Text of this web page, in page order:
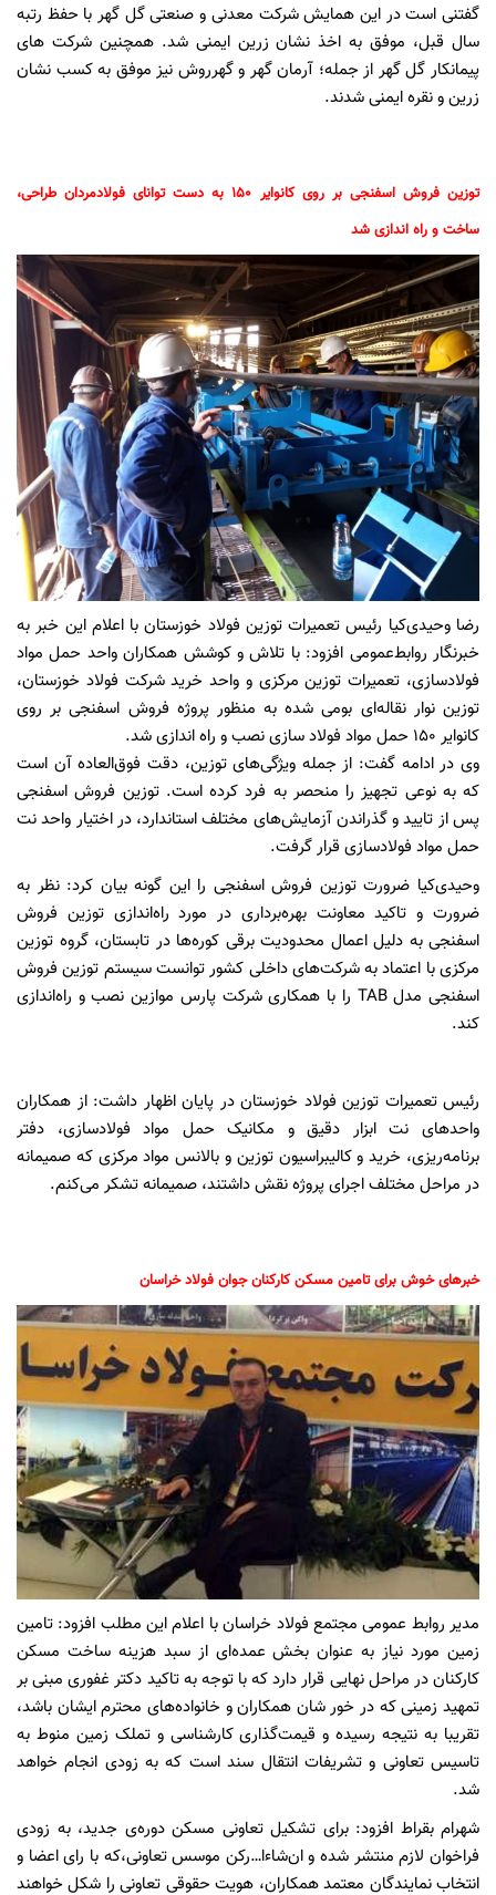
گفتنی است در این همایش شرکت معدنی و صنعتی گل گهر با حفظ رتبه
سال قبل، موفق به اخذ نشان زرین ایمنی شد‌. همچنین شرکت های
پیمانکار گل گهر از جمله؛ آرمان گهر و گهرروش نیز موفق به کسب نشان
زرین و نقره ایمنی شدند‌‌.‌
توزین فروش اسفنجی بر روی کانوایر ۱۵۰ به دست توانای فولاد‌مردان طراحی،
ساخت و راه اندازی شد
رضا وحیدی‌کیا رئیس تعمیرات توزین فولاد خوزستان با اعلام این خبر به
خبرنگار روابط‌عمومی افزود: با تلاش و کوشش همکاران واحد حمل مواد
فولاد‌سازی، تعمیرات توزین مرکزی و واحد خرید شرکت فولاد خوزستان،
توزین نوار نقاله‌ای بومی شده به منظور پروژه فروش اسفنجی بر روی
کانوایر ۱۵۰ حمل مواد فولاد سازی نصب و راه اندازی شد.
وی در ادامه گفت: از جمله ویژگی‌های توزین، دقت فوق‌العاده آن است
که به نوعی تجهیز را منحصر به فرد کرده‌ است. توزین فروش اسفنجی
پس از تایید و گذراندن آزمایش‌های مختلف استاندارد، در اختیار واحد نت
حمل مواد فولاد‌سازی قرار گرفت.
وحیدی‌کیا ضرورت توزین فروش اسفنجی را این گونه بیان کرد: نظر به
ضرورت و تاکید معاونت بهره‌برداری در مورد راه‌اندازی توزین فروش
اسفنجی به دلیل اعمال محدودیت برقی کوره‌ها در تابستان، گروه توزین
مرکزی با اعتماد به شرکت‌های داخلی کشور توانست سیستم توزین فروش
اسفنجی مدل TAB را با همکاری شرکت پارس موازین نصب و راه‌اندازی
کند.
رئیس تعمیرات توزین فولاد خوزستان در پایان اظهار داشت: از همکاران
واحدهای نت ابزار دقیق و مکانیک حمل مواد فولاد‌سازی، دفتر
برنامه‌ریزی، خرید و کالیبراسیون توزین و بالانس مواد مرکزی که صمیمانه
در مراحل مختلف اجرای پروژه نقش داشتند، صمیمانه تشکر می‌کنم.
خبرهای خوش برای تامین مسکن کارکنان جوان فولاد خراسان
مدیر روابط عمومی مجتمع فولاد خراسان با اعلام این مطلب افزود: تامین
زمین مورد نیاز به عنوان بخش عمده‌ای از سبد هزینه ساخت مسکن
کارکنان در مراحل نهایی قرار دارد که با توجه به تاکید دکتر غفوری مبنی بر
تمهید زمینی که در خور شان همکاران و خانواده‌های محترم ایشان باشد،
تقریبا به نتیجه رسیده و قیمت‌گذاری کارشناسی و تملک زمین منوط به
تاسیس تعاونی و تشریفات انتقال سند است که به زودی انجام خواهد
شد.
شهرام بقراط افزود: برای تشکیل تعاونی مسکن دوره‌ی جدید، به زودی
فراخوان لازم منتشر شده و ان‌شاءا…رکن موسس تعاونی،که با رای اعضا و
انتخاب نمایندگان معتمد همکاران، هویت حقوقی تعاونی را شکل خواهند